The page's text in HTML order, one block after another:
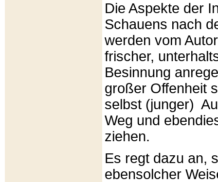
Die Aspekte der
Schauens nach
werden vom
frischer,
Besinnung
großer Offenheit
selbst (junger)
Weg und
ziehen.
Es regt dazu an,
ebensolcher